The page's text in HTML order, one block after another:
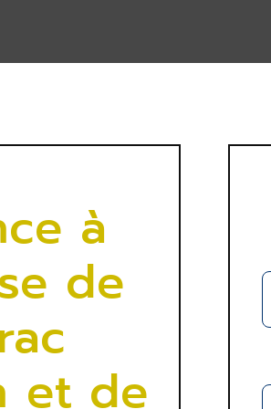
à
de
et de